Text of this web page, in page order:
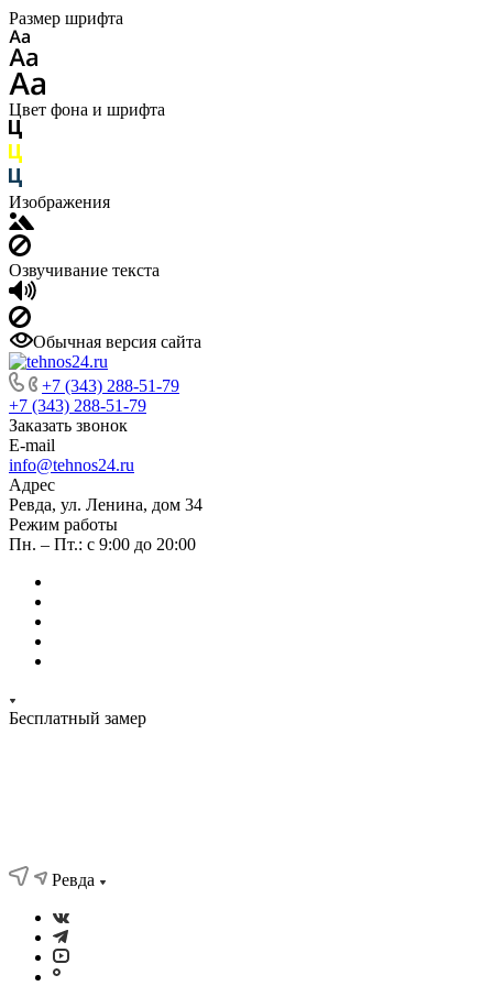
Размер шрифта
Цвет фона и шрифта
Изображения
Озвучивание текста
Обычная версия сайта
+7 (343) 288-51-79
+7 (343) 288-51-79
Заказать звонок
E-mail
info@tehnos24.ru
Адрес
Ревда, ул. Ленина, дом 34
Режим работы
Пн. – Пт.: с 9:00 до 20:00
Бесплатный замер
Ревда